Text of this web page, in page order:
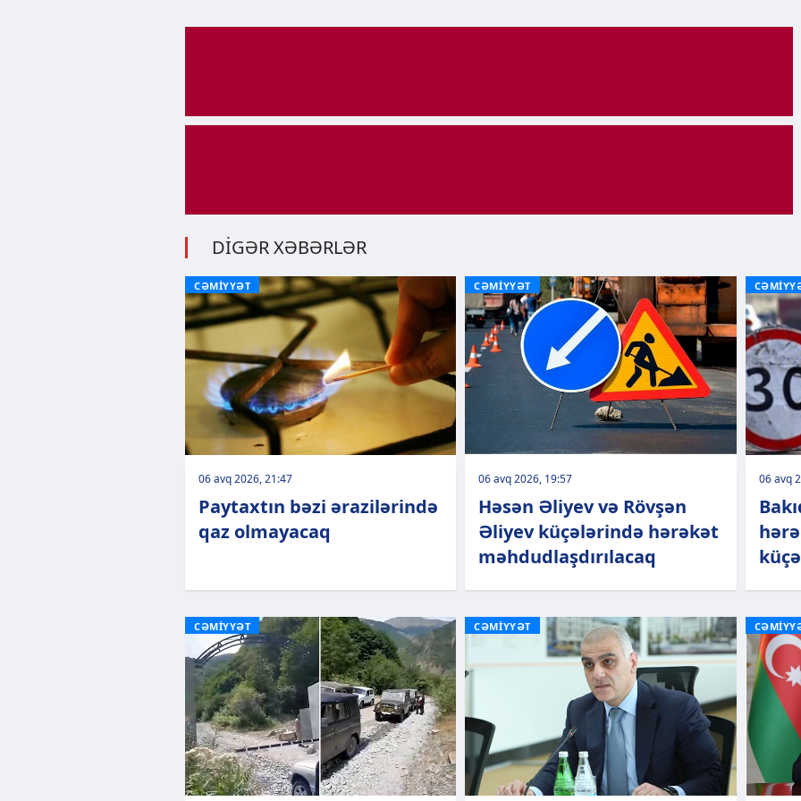
DİGƏR XƏBƏRLƏR
CƏMİYYƏT
06 avq 2026, 21:47
Paytaxtın bəzi ərazilərində
qaz olmayacaq
CƏMİYYƏT
06 avq 2026, 19:57
Həsən Əliyev və Rövşən
Əliyev küçələrində hərəkət
məhdudlaşdırılacaq
06 avq
CƏMİYYƏT CƏMİYYƏT